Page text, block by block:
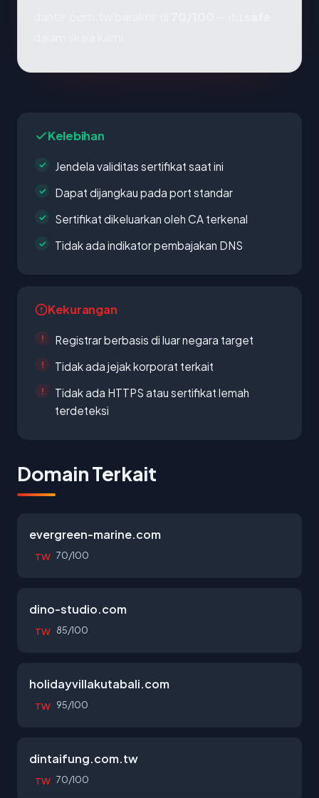
Kelebihan
Jendela validitas sertifikat saat ini
Dapat dijangkau pada port standar
Sertifikat dikeluarkan oleh CA terkenal
Tidak ada indikator pembajakan DNS
Kekurangan
Registrar berbasis di luar negara target
Tidak ada jejak korporat terkait
Tidak ada HTTPS atau sertifikat lemah
terdeteksi
Domain Terkait
evergreen-marine.com
TW 70/100
dino-studio.com
TW 85/100
holidayvillakutabali.com
TW 95/100
dintaifung.com.tw
TW 70/100